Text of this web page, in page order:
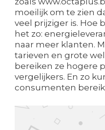
moeilijk om te zien
veel prijziger is. Hoe
het zo:
naar meer klanten.
tarieven en grote
bereiken ze hogere
vergelijkers. En zo
consumenten